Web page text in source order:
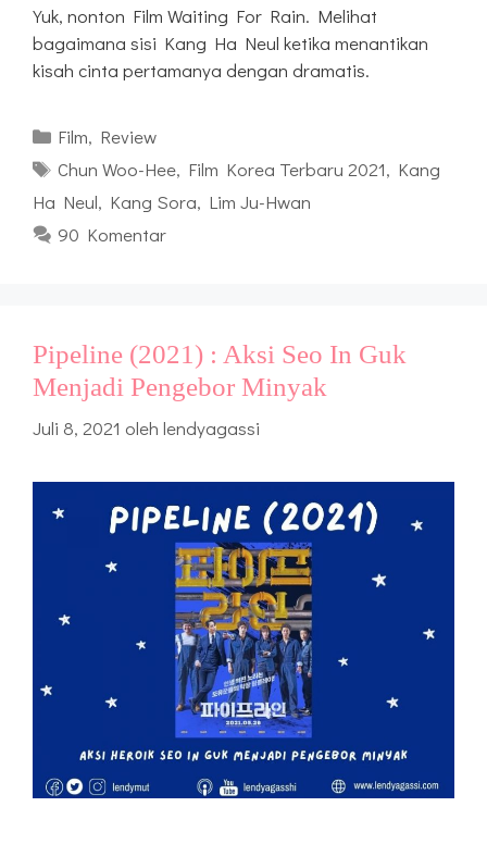
Yuk, nonton Film Waiting For Rain. Melihat
bagaimana sisi Kang Ha Neul ketika menantikan
kisah cinta pertamanya dengan dramatis.
Kategori
Film, Review
Tag
Chun Woo-Hee, Film Korea Terbaru 2021, Kang
Ha Neul, Kang Sora, Lim Ju-Hwan
90 Komentar
Pipeline (2021) : Aksi Seo In Guk
Menjadi Pengebor Minyak
Juli 8, 2021 oleh lendyagassi